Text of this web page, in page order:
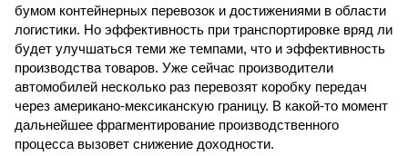
бумом контейнерных перевозок и достижениями в области
логистики. Но эффективность при транспортировке вряд ли
будет улучшаться теми же темпами, что и эффективность
производства товаров. Уже сейчас производители
автомобилей несколько раз перевозят коробку передач
через американо-мексиканскую границу. В какой-то момент
дальнейшее фрагментирование производственного
процесса вызовет снижение доходности.